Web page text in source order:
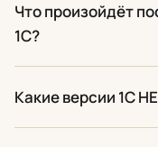
Что произойдёт
1С?
Какие версии 1С